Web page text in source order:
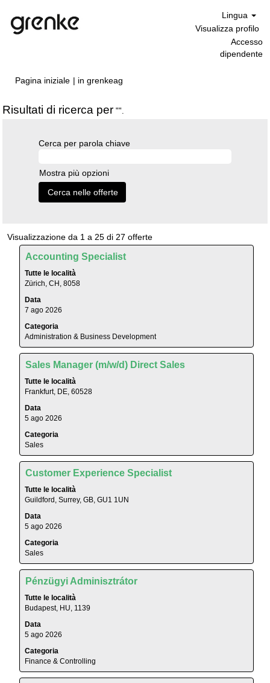
Lingua
Visualizza profilo
Accesso
dipendente
Pagina iniziale | in grenkeag
Risultati di ricerca per "".
Cerca per parola chiave
Mostra più opzioni
Visualizzazione da 1 a 25 di 27 offerteRisultati
di
a
25
27
navigare
lavori.
del
Titolo
Accounting Specialist
Tutte le località
Zürich, CH, 8058
Data
7 ago 2026
Categoria
Administration & Business Development
Effettuare
selezione
la
barra
spaziatrice
per
visualizzare
i
contenuti
integrali
informazioni
lavoro.
Titolo
Sales Manager (m/w/d) Direct Sales
Tutte le località
Frankfurt, DE, 60528
Data
5 ago 2026
Categoria
Sales
Effettuare
selezione
la
barra
spaziatrice
per
visualizzare
i
contenuti
integrali
informazioni
lavoro.
Titolo
Customer Experience Specialist
Tutte le località
Guildford, Surrey, GB, GU1 1UN
Data
5 ago 2026
Categoria
Sales
Effettuare
selezione
la
barra
spaziatrice
per
visualizzare
contenuti
integrali
informazioni
lavoro.
Titolo
Pénzügyi Adminisztrátor
Tutte le località
Budapest, HU, 1139
Data
5 ago 2026
Categoria
Finance & Controlling
Effettuare
selezione
la
barra
spaziatrice
per
visualizzare